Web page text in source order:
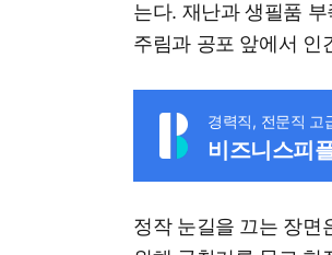
는다. 재난과 생필품
주림과 공포 앞에서 인
경력직, 전문직 고
비즈니스피
정작 눈길을 끄는 장면